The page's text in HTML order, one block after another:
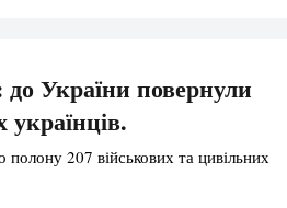
України повернули
українців.
полону 207 військових та цивільних